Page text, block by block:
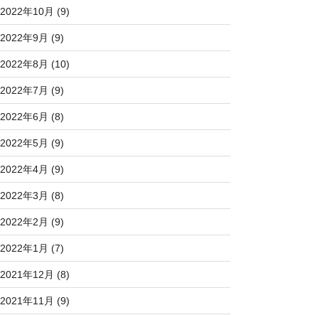
2022年10月 (9)
2022年9月 (9)
2022年8月 (10)
2022年7月 (9)
2022年6月 (8)
2022年5月 (9)
2022年4月 (9)
2022年3月 (8)
2022年2月 (9)
2022年1月 (7)
2021年12月 (8)
2021年11月 (9)